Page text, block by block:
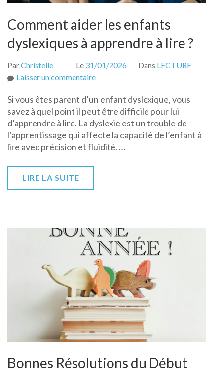
Comment aider les enfants
dyslexiques à apprendre à lire ?
ParChristelle Le 31/01/2026 Dans LECTURE
Laisser un commentairesur
aider
les
enfants
dyslexiques
à
Si vous êtes parent d’un enfant dyslexique, vous
savez à quel point il peut être difficile pour lui
d’apprendre à lire. La dyslexie est un trouble de
l’apprentissage qui affecte la capacité de l’enfant à
lire avec précision et fluidité. …
LIRE LA SUITE
Bonnes Résolutions du Début